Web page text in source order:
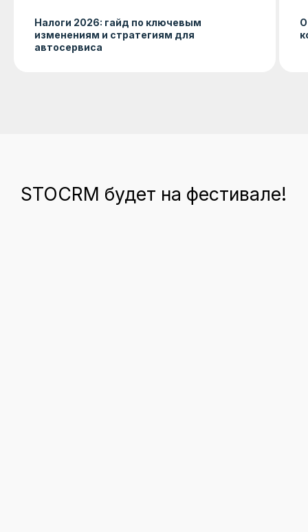
Налоги 2026: гайд по ключевым
изменениям и стратегиям для
автосервиса